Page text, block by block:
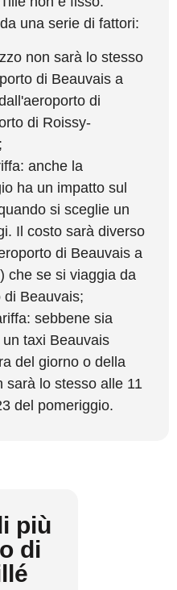
una serie di fattori:
non sarà lo stesso
di Beauvais a
di
di Roissy-
anche la
ha un impatto sul
si sceglie un
Il costo sarà diverso
di Beauvais a
che se si viaggia da
di Beauvais;
sebbene sia
taxi Beauvais
del giorno o della
sarà lo stesso alle 11
del pomeriggio.
più
di